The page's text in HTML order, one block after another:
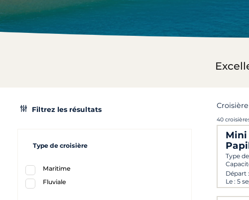
Filtrez les résultats
Type de croisière
Maritime
Fluviale
Croisière
40
Mini
Type
Départ :
Le : 5